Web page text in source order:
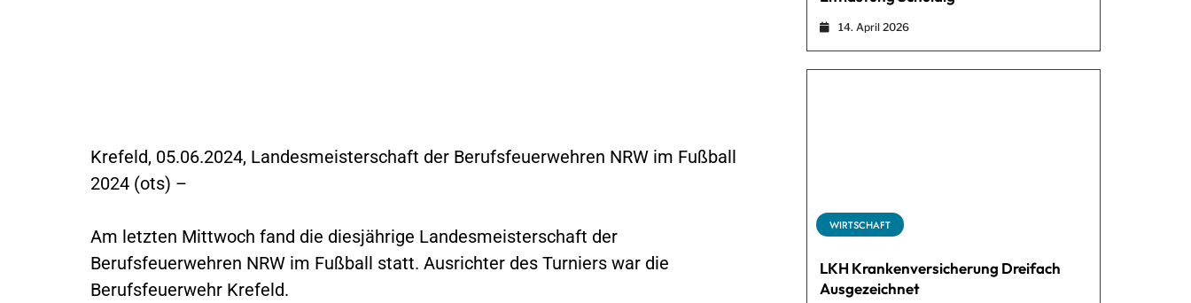
Krefeld, 05.06.2024, Landesmeisterschaft der Berufsfeuerwehren NRW im Fußball
2024 (ots) –
Am letzten Mittwoch fand die diesjährige Landesmeisterschaft der
Berufsfeuerwehren NRW im Fußball statt. Ausrichter des Turniers war die
Berufsfeuerwehr Krefeld.
14. April 2026
WIRTSCHAFT
LKH Krankenversicherung Dreifach
Ausgezeichnet